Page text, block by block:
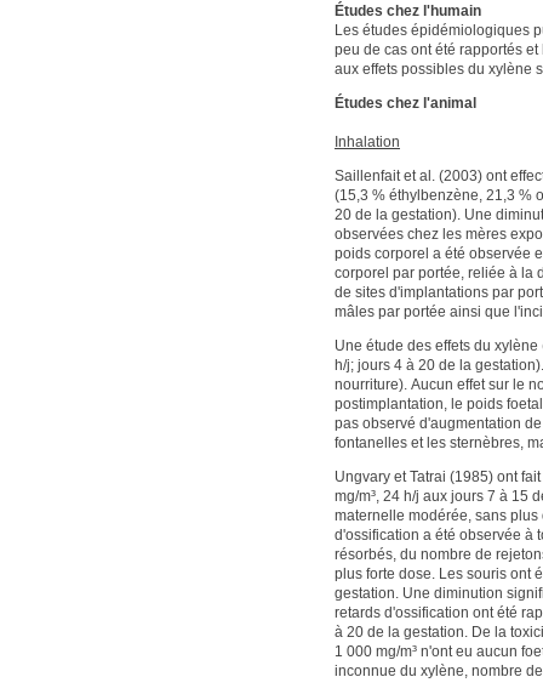
Études chez l'humain
Les études épidémiologiques
peu de cas ont été rapportés
aux effets possibles du xylène
Études chez l'animal
Inhalation
Saillenfait et al. (2003) ont
(15,3 % éthylbenzène, 21,3 %
20 de la gestation). Une
observées chez les mères
poids corporel a été observée
corporel par portée, reliée à la
de sites d'implantations par
mâles par portée ainsi que
Une étude des effets du
h/j; jours 4 à 20 de la
nourriture). Aucun effet sur le
postimplantation, le poids
pas observé d'augmentation
fontanelles et les sternèbres,
Ungvary et Tatrai (1985) ont
mg/m³, 24 h/j aux jours 7 à 15
maternelle modérée, sans
d'ossification a été observée à
résorbés, du nombre de
plus forte dose. Les souris ont
gestation. Une diminution
retards d'ossification ont été
à 20 de la gestation. De la
1 000 mg/m³ n'ont eu aucun
inconnue du xylène, nombre